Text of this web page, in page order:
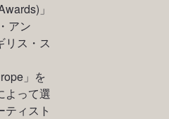
」
アン
リス・ス
」を
よって選
ィスト